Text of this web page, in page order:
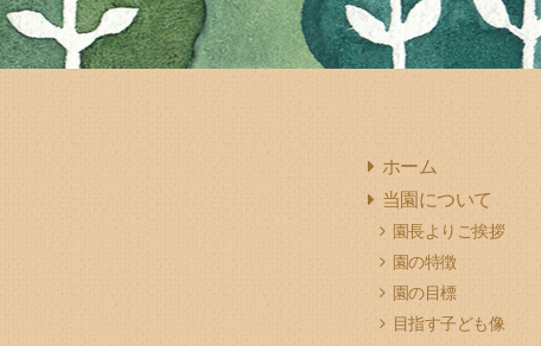
ホーム
当園について
園長よりご挨拶
園の特徴
園の目標
目指す子ども像